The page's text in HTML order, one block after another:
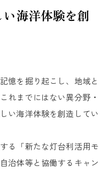
海洋体験を創
憶を掘り起こし、地域と
れまでにはない異分野・
い海洋体験を創造してい
る「新たな灯台利活用モ
治体等と協働するキャン